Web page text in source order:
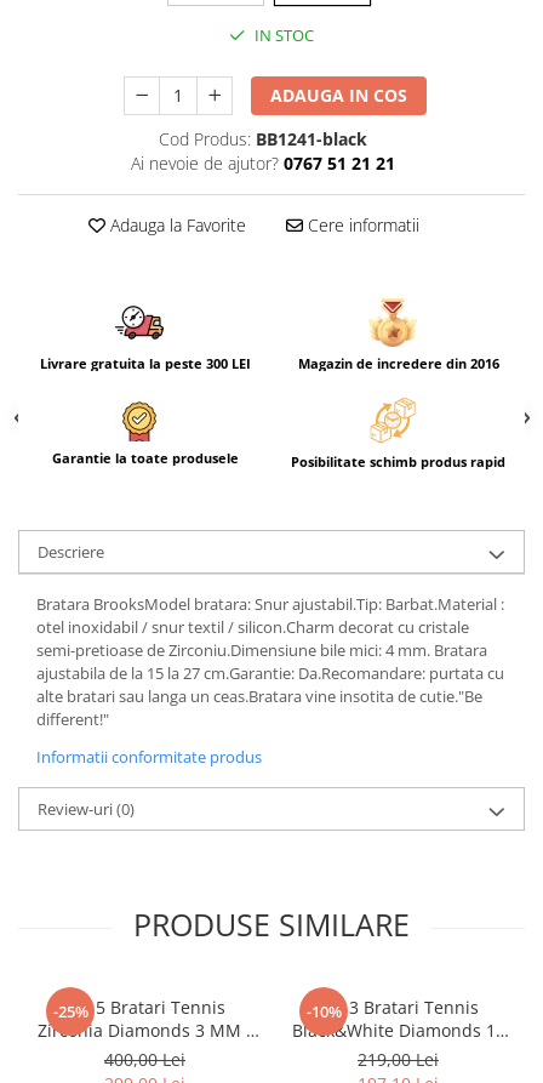
IN STOC
ADAUGA IN COS
Cod Produs: BB1241-black
Ai nevoie de ajutor? 0767 51 21 21
Adauga la Favorite Cere informatii
Livrare gratuita la peste 300 LEI Magazin de incredere din 2016
Garantie la toate produsele Posibilitate schimb produs rapid
Descriere
Bratara BrooksModel bratara: Snur ajustabil.Tip: Barbat.Material :
otel inoxidabil / snur textil / silicon.Charm decorat cu cristale
semi-pretioase de Zirconiu.Dimensiune bile mici: 4 mm. Bratara
ajustabila de la 15 la 27 cm.Garantie: Da.Recomandare: purtata cu
alte bratari sau langa un ceas.Bratara vine insotita de cutie."Be
different!"
Informatii conformitate produs
Review-uri(0)
PRODUSE SIMILARE
-25%
Set 5 Bratari Tennis
Zirconia Diamonds 3 MM /
19.5 CM
400,00 Lei
-10%
Set 3 Bratari Tennis
Black&White Diamonds 19
CM
219,00 Lei